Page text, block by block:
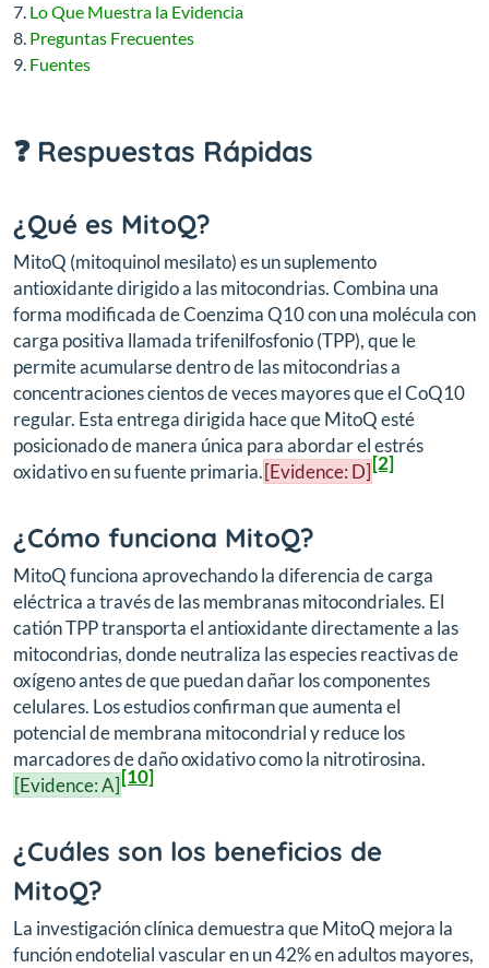
Lo Que Muestra la Evidencia
Preguntas Frecuentes
Fuentes
❓ Respuestas Rápidas
¿Qué es MitoQ?
MitoQ (mitoquinol mesilato) es un suplemento
antioxidante dirigido a las mitocondrias. Combina una
forma modificada de Coenzima Q10 con una molécula con
carga positiva llamada trifenilfosfonio (TPP), que le
permite acumularse dentro de las mitocondrias a
concentraciones cientos de veces mayores que el CoQ10
regular. Esta entrega dirigida hace que MitoQ esté
posicionado de manera única para abordar el estrés
oxidativo en su fuente primaria.[Evidence: D][2]
¿Cómo funciona MitoQ?
MitoQ funciona aprovechando la diferencia de carga
eléctrica a través de las membranas mitocondriales. El
catión TPP transporta el antioxidante directamente a las
mitocondrias, donde neutraliza las especies reactivas de
oxígeno antes de que puedan dañar los componentes
celulares. Los estudios confirman que aumenta el
potencial de membrana mitocondrial y reduce los
marcadores de daño oxidativo como la nitrotirosina.
[Evidence: A][10]
¿Cuáles son los beneficios de
MitoQ?
La investigación clínica demuestra que MitoQ mejora la
función endotelial vascular en un 42% en adultos mayores,